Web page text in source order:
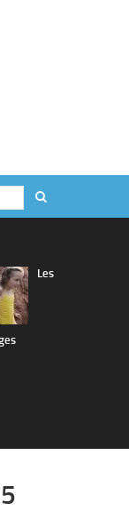
Les